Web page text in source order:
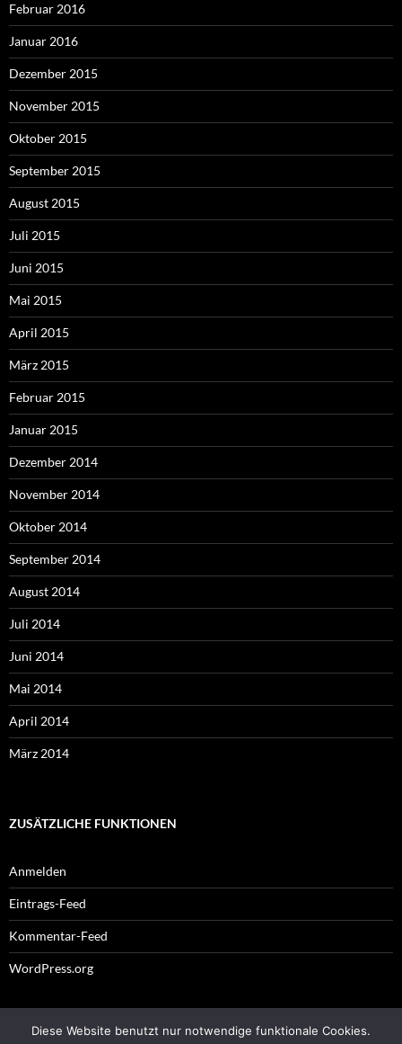
Februar 2016
Januar 2016
Dezember 2015
November 2015
Oktober 2015
September 2015
August 2015
Juli 2015
Juni 2015
Mai 2015
April 2015
März 2015
Februar 2015
Januar 2015
Dezember 2014
November 2014
Oktober 2014
September 2014
August 2014
Juli 2014
Juni 2014
Mai 2014
April 2014
März 2014
ZUSÄTZLICHE FUNKTIONEN
Anmelden
Eintrags-Feed
Kommentar-Feed
WordPress.org
Impressum
Diese Website benutzt nur notwendige funktionale Cookies.